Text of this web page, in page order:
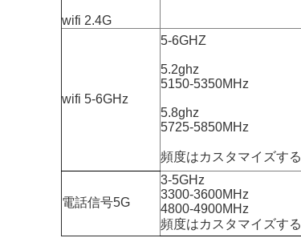
wifi 2.4G
wifi 5-6GHz
5-6GHZ
5.2ghz
5150-5350MHz
5.8ghz
5725-5850MHz
頻度はカスタマイズする
電話信号5G
3-5GHz
3300-3600MHz
4800-4900MHz
頻度はカスタマイズする